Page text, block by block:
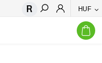
HUF
Keresés